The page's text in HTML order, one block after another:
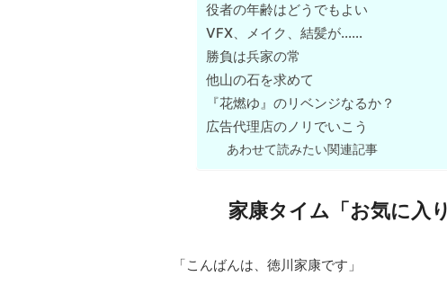
役者の年齢はどうでもよい
VFX、メイク、結髪が……
勝負は兵家の常
他山の石を求めて
『花燃ゆ』のリベンジなるか？
広告代理店のノリでいこう
あわせて読みたい関連記事
家康タイム「お気に入
「こんばんは、徳川家康です」